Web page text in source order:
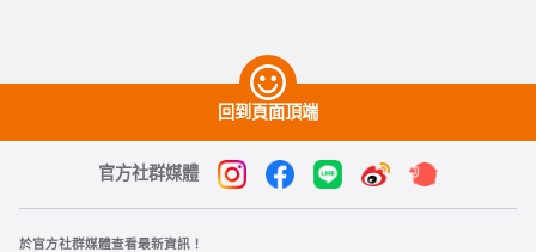
回到頁面頂端
官方社群媒體
於官方社群媒體查看最新資訊！